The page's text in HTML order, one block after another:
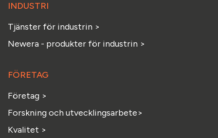
INDUSTRI
Tjänster för industrin >
Newera - produkter för industrin >
FÖRETAG
Företag >
Forskning och utvecklingsarbete>
Kvalitet >